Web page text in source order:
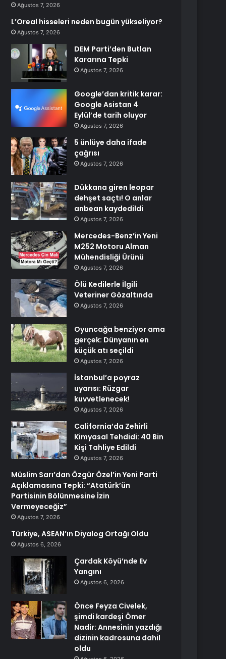
Ağustos 7, 2026
L’Oreal hisseleri neden bugün yükseliyor?
Ağustos 7, 2026
DEM Parti’den Butlan
Kararına Tepki
Ağustos 7, 2026
Google’dan kritik karar:
Google Asistan 4
Eylül’de tarih oluyor
Ağustos 7, 2026
5 ünlüye daha ifade
çağrısı
Ağustos 7, 2026
Dükkana giren leopar
dehşet saçtı! O anlar
anbean kaydedildi
Ağustos 7, 2026
Mercedes-Benz’in Yeni
M252 Motoru Alman
Mühendisliği Ürünü
Ağustos 7, 2026
Ölü Kedilerle İlgili
Veteriner Gözaltında
Ağustos 7, 2026
Oyuncağa benziyor ama
gerçek: Dünyanın en
küçük atı seçildi
Ağustos 7, 2026
İstanbul’a poyraz
uyarısı: Rüzgar
kuvvetlenecek!
Ağustos 7, 2026
California’da Zehirli
Kimyasal Tehdidi: 40 Bin
Kişi Tahliye Edildi
Ağustos 7, 2026
Müslim Sarı’dan Özgür Özel’in Yeni Parti
Açıklamasına Tepki: “Atatürk’ün
Partisinin Bölünmesine İzin
Vermeyeceğiz”
Ağustos 7, 2026
Türkiye, ASEAN’ın Diyalog Ortağı Oldu
Ağustos 6, 2026
Çardak Köyü’nde Ev
Yangını
Ağustos 6, 2026
Önce Feyza Civelek,
şimdi kardeşi Ömer
Nadir: Annesinin yazdığı
dizinin kadrosuna dahil
oldu